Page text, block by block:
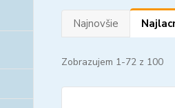
Najnovšie
Zobrazujem 1-72 z 100